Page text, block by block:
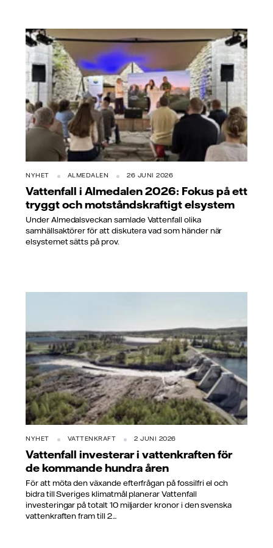
NYHET ALMEDALEN 26 JUNI 2026
Vattenfall i Almedalen 2026: Fokus på ett
tryggt och motståndskraftigt elsystem
Under Almedalsveckan samlade Vattenfall olika
samhällsaktörer för att diskutera vad som händer när
elsystemet sätts på prov.
NYHET VATTENKRAFT 2 JUNI 2026
Vattenfall investerar i vattenkraften för
de kommande hundra åren
För att möta den växande efterfrågan på fossilfri el och
bidra till Sveriges klimatmål planerar Vattenfall
investeringar på totalt 10 miljarder kronor i den svenska
vattenkraften fram till 2...